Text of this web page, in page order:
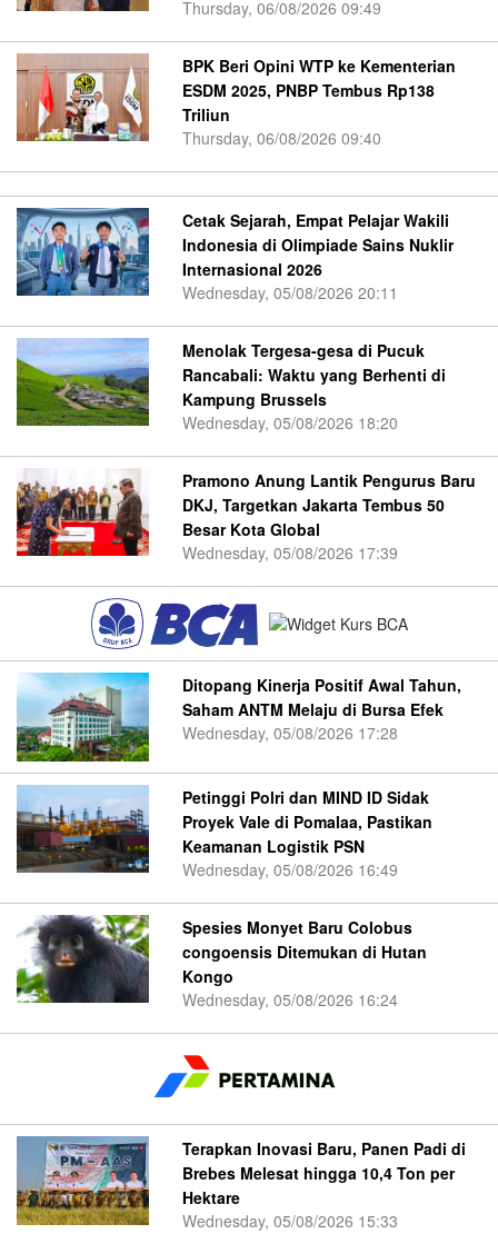
Thursday, 06/08/2026 09:49
BPK Beri Opini WTP ke Kementerian
ESDM 2025, PNBP Tembus Rp138
Triliun
Thursday, 06/08/2026 09:40
Cetak Sejarah, Empat Pelajar Wakili
Indonesia di Olimpiade Sains Nuklir
Internasional 2026
Wednesday, 05/08/2026 20:11
Menolak Tergesa-gesa di Pucuk
Rancabali: Waktu yang Berhenti di
Kampung Brussels
Wednesday, 05/08/2026 18:20
Pramono Anung Lantik Pengurus Baru
DKJ, Targetkan Jakarta Tembus 50
Besar Kota Global
Wednesday, 05/08/2026 17:39
Ditopang Kinerja Positif Awal Tahun,
Saham ANTM Melaju di Bursa Efek
Wednesday, 05/08/2026 17:28
Petinggi Polri dan MIND ID Sidak
Proyek Vale di Pomalaa, Pastikan
Keamanan Logistik PSN
Wednesday, 05/08/2026 16:49
Spesies Monyet Baru Colobus
congoensis Ditemukan di Hutan
Kongo
Wednesday, 05/08/2026 16:24
Terapkan Inovasi Baru, Panen Padi di
Brebes Melesat hingga 10,4 Ton per
Hektare
Wednesday, 05/08/2026 15:33